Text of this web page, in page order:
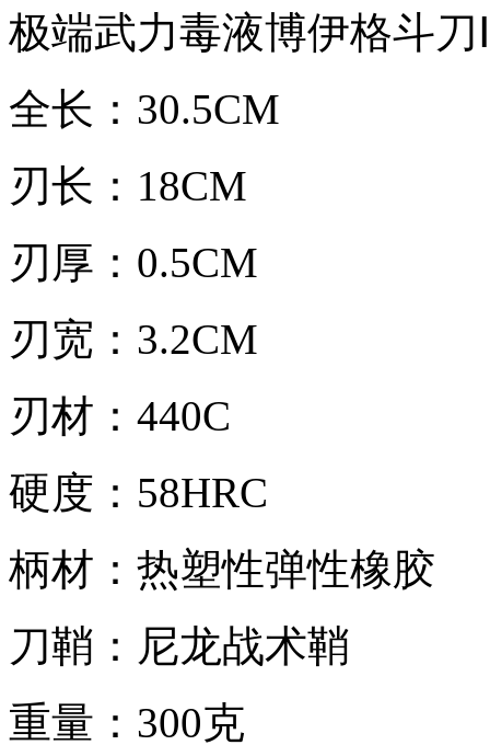
极端武力毒液博伊格斗刀
全长：30.5CM
刃长：18CM
刃厚：0.5CM
刃宽：3.2CM
刃材：440C
硬度：58HRC
柄材：热塑性弹性橡胶
刀鞘：尼龙战术鞘
重量：300克